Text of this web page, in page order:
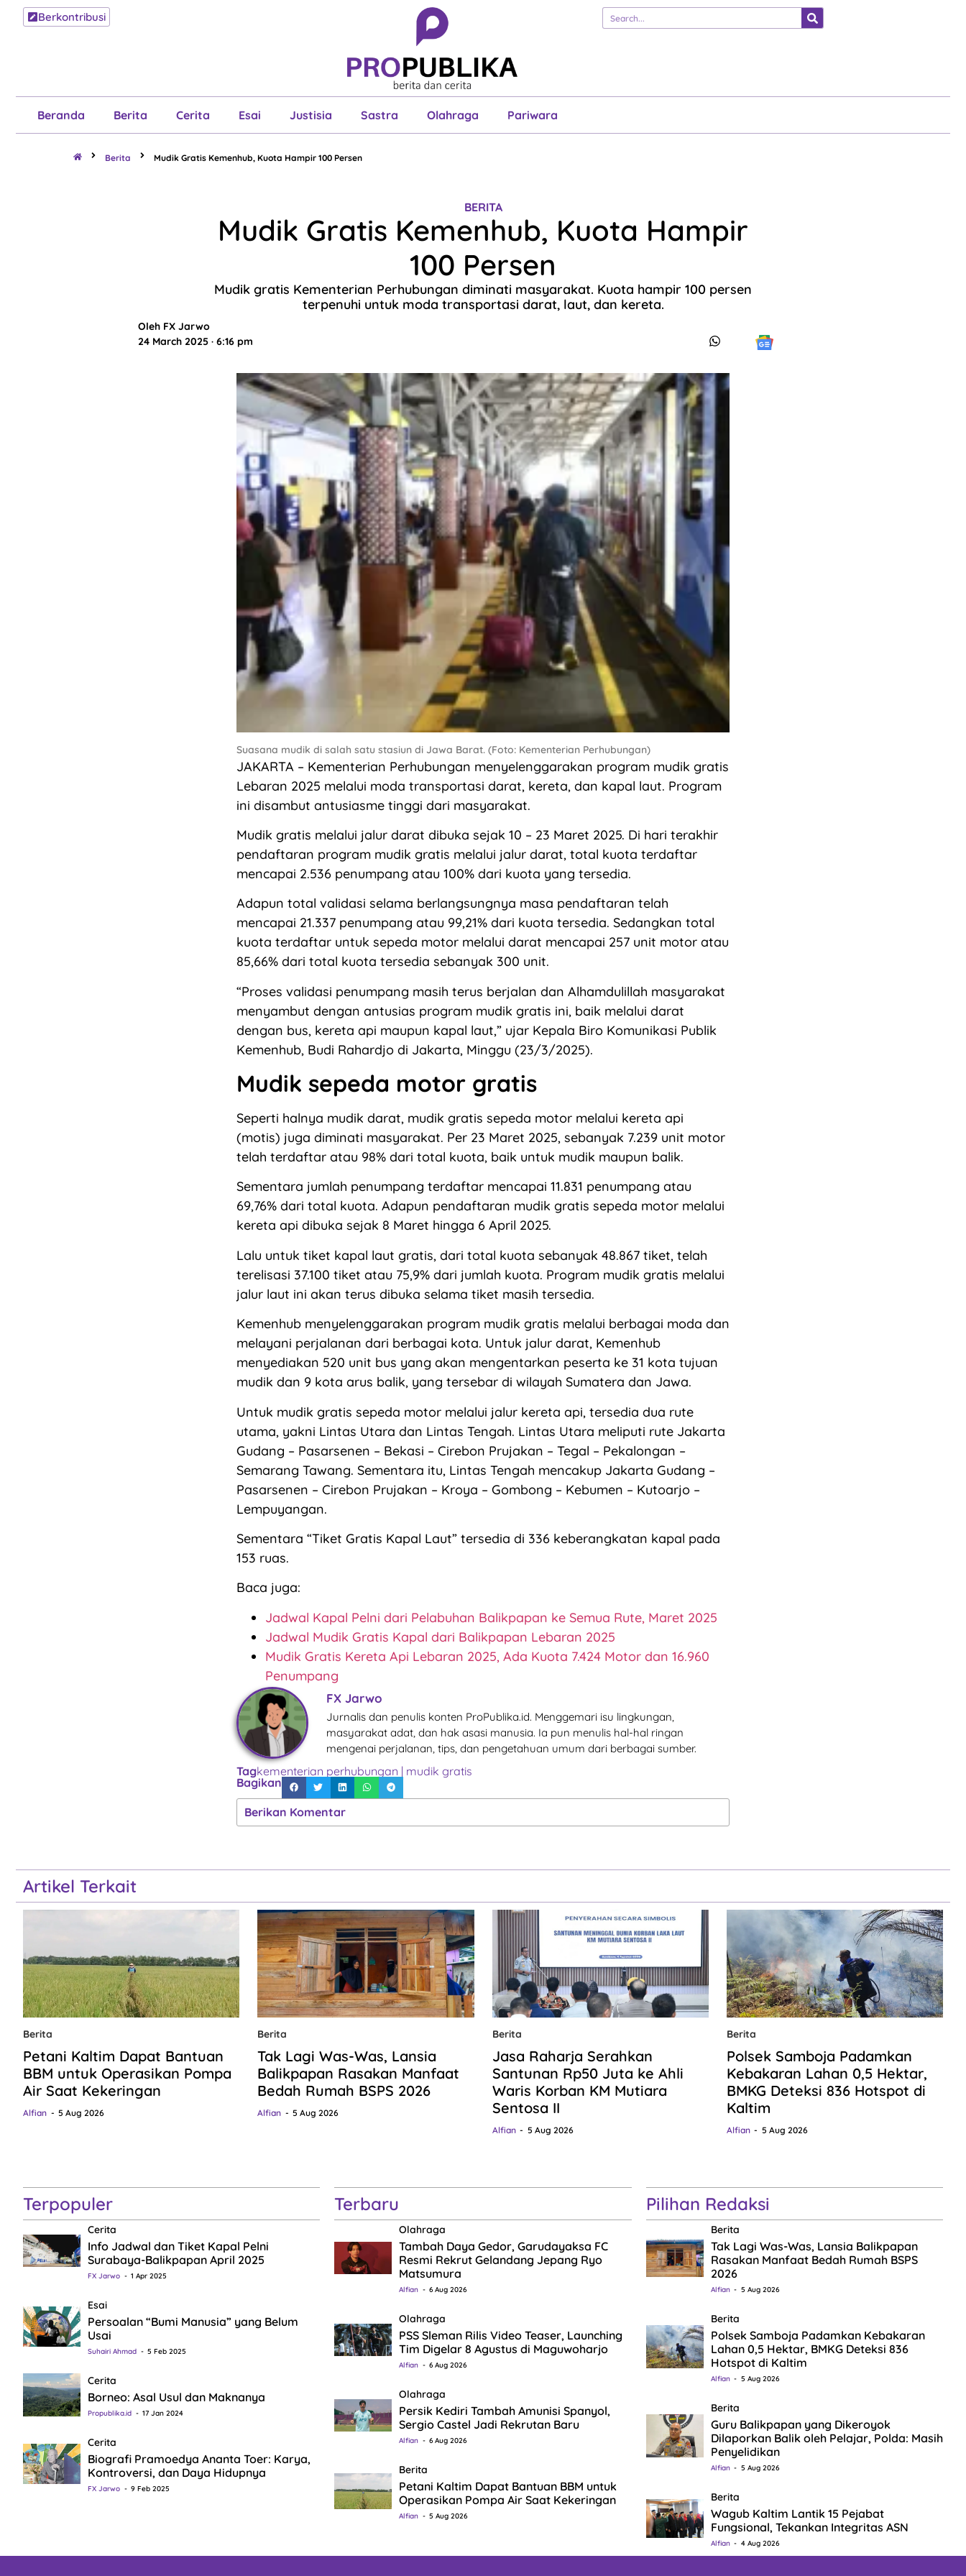
Berkontribusi
Beranda Berita Cerita Esai Justisia Sastra Olahraga Pariwara
Berita Cerita Esai Justisia
Pariwara
Berita Mudik Gratis Kemenhub, Kuota Hampir 100 Persen
BERITA
Mudik Gratis Kemenhub, Kuota Hampir
100 Persen
Mudik gratis Kementerian Perhubungan diminati masyarakat. Kuota hampir 100 persen
terpenuhi untuk moda transportasi darat, laut, dan kereta.
Oleh FX Jarwo
24 March 2025 · 6:16 pm
Suasana mudik di salah satu stasiun di Jawa Barat. (Foto: Kementerian Perhubungan)
JAKARTA – Kementerian Perhubungan menyelenggarakan program mudik gratis
Lebaran 2025 melalui moda transportasi darat, kereta, dan kapal laut. Program
ini disambut antusiasme tinggi dari masyarakat.
Mudik gratis melalui jalur darat dibuka sejak 10 – 23 Maret 2025. Di hari terakhir
pendaftaran program mudik gratis melalui jalur darat, total kuota terdaftar
mencapai 2.536 penumpang atau 100% dari kuota yang tersedia.
Adapun total validasi selama berlangsungnya masa pendaftaran telah
mencapai 21.337 penumpang atau 99,21% dari kuota tersedia. Sedangkan total
kuota terdaftar untuk sepeda motor melalui darat mencapai 257 unit motor atau
85,66% dari total kuota tersedia sebanyak 300 unit.
“Proses validasi penumpang masih terus berjalan dan Alhamdulillah masyarakat
menyambut dengan antusias program mudik gratis ini, baik melalui darat
dengan bus, kereta api maupun kapal laut,” ujar Kepala Biro Komunikasi Publik
Kemenhub, Budi Rahardjo di Jakarta, Minggu (23/3/2025).
Mudik sepeda motor gratis
Seperti halnya mudik darat, mudik gratis sepeda motor melalui kereta api
(motis) juga diminati masyarakat. Per 23 Maret 2025, sebanyak 7.239 unit motor
telah terdaftar atau 98% dari total kuota, baik untuk mudik maupun balik.
Sementara jumlah penumpang terdaftar mencapai 11.831 penumpang atau
69,76% dari total kuota. Adapun pendaftaran mudik gratis sepeda motor melalui
kereta api dibuka sejak 8 Maret hingga 6 April 2025.
Lalu untuk tiket kapal laut gratis, dari total kuota sebanyak 48.867 tiket, telah
terelisasi 37.100 tiket atau 75,9% dari jumlah kuota. Program mudik gratis melalui
jalur laut ini akan terus dibuka selama tiket masih tersedia.
Kemenhub menyelenggarakan program mudik gratis melalui berbagai moda dan
melayani perjalanan dari berbagai kota. Untuk jalur darat, Kemenhub
menyediakan 520 unit bus yang akan mengentarkan peserta ke 31 kota tujuan
mudik dan 9 kota arus balik, yang tersebar di wilayah Sumatera dan Jawa.
Untuk mudik gratis sepeda motor melalui jalur kereta api, tersedia dua rute
utama, yakni Lintas Utara dan Lintas Tengah. Lintas Utara meliputi rute Jakarta
Gudang – Pasarsenen – Bekasi – Cirebon Prujakan – Tegal – Pekalongan –
Semarang Tawang. Sementara itu, Lintas Tengah mencakup Jakarta Gudang –
Pasarsenen – Cirebon Prujakan – Kroya – Gombong – Kebumen – Kutoarjo –
Lempuyangan.
Sementara “Tiket Gratis Kapal Laut” tersedia di 336 keberangkatan kapal pada
153 ruas.
Baca juga:
Jadwal Kapal Pelni dari Pelabuhan Balikpapan ke Semua Rute, Maret 2025
Jadwal Mudik Gratis Kapal dari Balikpapan Lebaran 2025
Mudik Gratis Kereta Api Lebaran 2025, Ada Kuota 7.424 Motor dan 16.960
Penumpang
FX Jarwo
Jurnalis dan penulis konten ProPublika.id. Menggemari isu lingkungan,
masyarakat adat, dan hak asasi manusia. Ia pun menulis hal-hal ringan
mengenai perjalanan, tips, dan pengetahuan umum dari berbagai sumber.
Tagkementerian perhubungan | mudik gratis
Bagikan
Berikan Komentar
Artikel Terkait
Berita
Petani Kaltim Dapat Bantuan
BBM untuk Operasikan Pompa
Air Saat Kekeringan
Alfian 5 Aug 2026
Berita
Tak Lagi Was-Was, Lansia
Balikpapan Rasakan Manfaat
Bedah Rumah BSPS 2026
Alfian 5 Aug 2026
Berita
Jasa Raharja Serahkan
Santunan Rp50 Juta ke Ahli
Waris Korban KM Mutiara
Sentosa II
Alfian 5 Aug 2026
Berita
Polsek Samboja Padamkan
Kebakaran Lahan 0,5 Hektar,
BMKG Deteksi 836 Hotspot di
Kaltim
Alfian 5 Aug 2026
Terpopuler
Cerita
Info Jadwal dan Tiket Kapal Pelni
Surabaya-Balikpapan April 2025
FX Jarwo 1 Apr 2025
Esai
Persoalan “Bumi Manusia” yang Belum
Usai
Suhairi Ahmad 5 Feb 2025
Cerita
Borneo: Asal Usul dan Maknanya
Propublika.id 17 Jan 2024
Cerita
Biografi Pramoedya Ananta Toer: Karya,
Kontroversi, dan Daya Hidupnya
FX Jarwo 9 Feb 2025
Terbaru
Olahraga
Tambah Daya Gedor, Garudayaksa FC
Resmi Rekrut Gelandang Jepang Ryo
Matsumura
Alfian 6 Aug 2026
Olahraga
PSS Sleman Rilis Video Teaser, Launching
Tim Digelar 8 Agustus di Maguwoharjo
Alfian 6 Aug 2026
Olahraga
Persik Kediri Tambah Amunisi Spanyol,
Sergio Castel Jadi Rekrutan Baru
Alfian 6 Aug 2026
Berita
Petani Kaltim Dapat Bantuan BBM untuk
Operasikan Pompa Air Saat Kekeringan
Alfian 5 Aug 2026
Pilihan Redaksi
Berita
Tak Lagi Was-Was, Lansia Balikpapan
Rasakan Manfaat Bedah Rumah BSPS
2026
Alfian 5 Aug 2026
Berita
Polsek Samboja Padamkan Kebakaran
Lahan 0,5 Hektar, BMKG Deteksi 836
Hotspot di Kaltim
Alfian 5 Aug 2026
Berita
Guru Balikpapan yang Dikeroyok
Dilaporkan Balik oleh Pelajar, Polda: Masih
Penyelidikan
Alfian 5 Aug 2026
Berita
Wagub Kaltim Lantik 15 Pejabat
Fungsional, Tekankan Integritas ASN
Alfian 4 Aug 2026